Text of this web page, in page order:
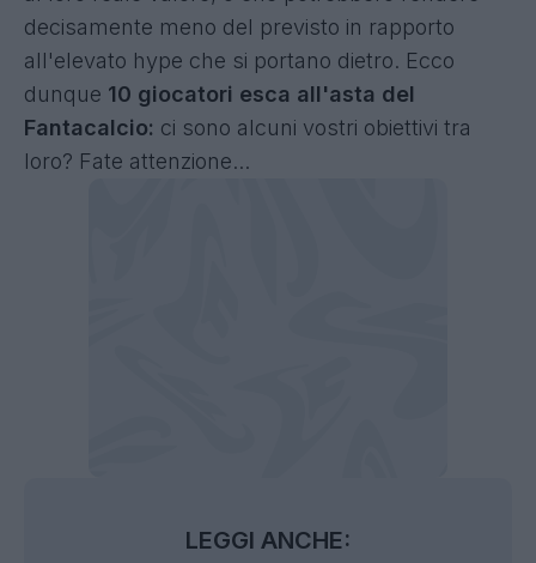
decisamente meno del previsto in rapporto
all'elevato hype che si portano dietro. Ecco
dunque 10 giocatori esca all'asta del
Fantacalcio: ci sono alcuni vostri obiettivi tra
loro? Fate attenzione...
LEGGI ANCHE: